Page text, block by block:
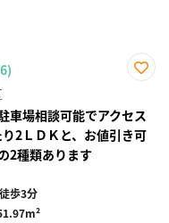
り登
録
車場相談可能でアクセス
2ＬＤＫと、お値引き可
2種類あります
歩3分